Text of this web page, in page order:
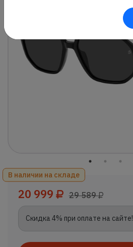
В наличии на складе
20 999 29 589
Скидка 4% при оплате на сайте!